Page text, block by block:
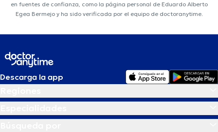
en fuentes de confianza, como la página personal de Eduardo Alberto
Egea Bermejo y ha sido verificada por el equipo de doctoranytime.
Descarga la app